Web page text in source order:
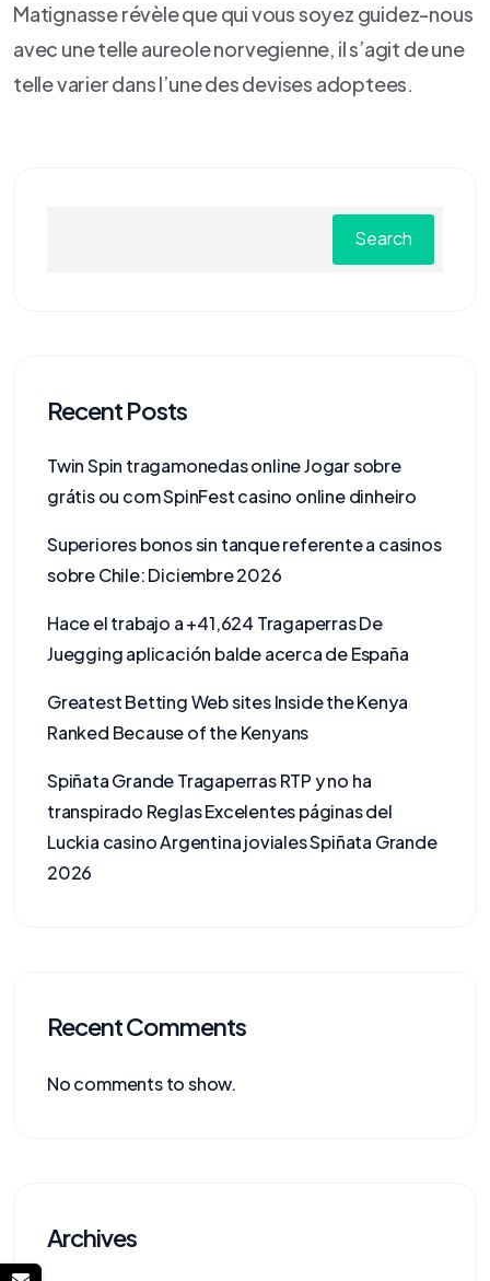
Matignasse révèle que qui vous soyez guidez-nous
avec une telle aureole norvegienne, il s’agit de une
telle varier dans l’une des devises adoptees.
Search
Recent Posts
Twin Spin tragamonedas online Jogar sobre
grátis ou com SpinFest casino online dinheiro
Superiores bonos sin tanque referente a casinos
sobre Chile: Diciembre 2026
Hace el trabajo a +41,624 Tragaperras De
Juegging aplicación balde acerca de España
Greatest Betting Web sites Inside the Kenya
Ranked Because of the Kenyans
Spiñata Grande Tragaperras RTP y no ha
transpirado Reglas Excelentes páginas del
Luckia casino Argentina joviales Spiñata Grande
2026
Recent Comments
No comments to show.
Archives